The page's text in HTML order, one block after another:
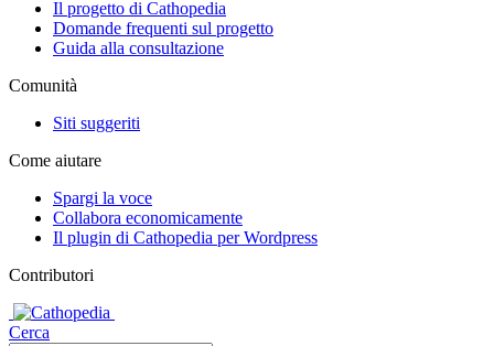
Il progetto di Cathopedia
Domande frequenti sul progetto
Guida alla consultazione
Comunità
Siti suggeriti
Come aiutare
Spargi la voce
Collabora economicamente
Il plugin di Cathopedia per Wordpress
Contributori
Cerca